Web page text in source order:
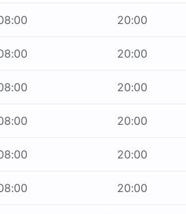
20:00
20:00
20:00
20:00
20:00
20:00